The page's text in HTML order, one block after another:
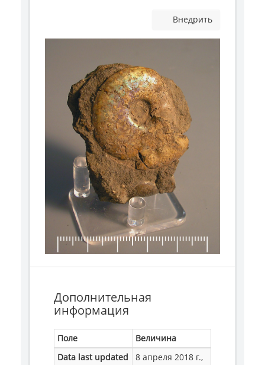
Внедрить
Дополнительная
информация
Поле
Величина
Data last updated
8 апреля 2018 г.,